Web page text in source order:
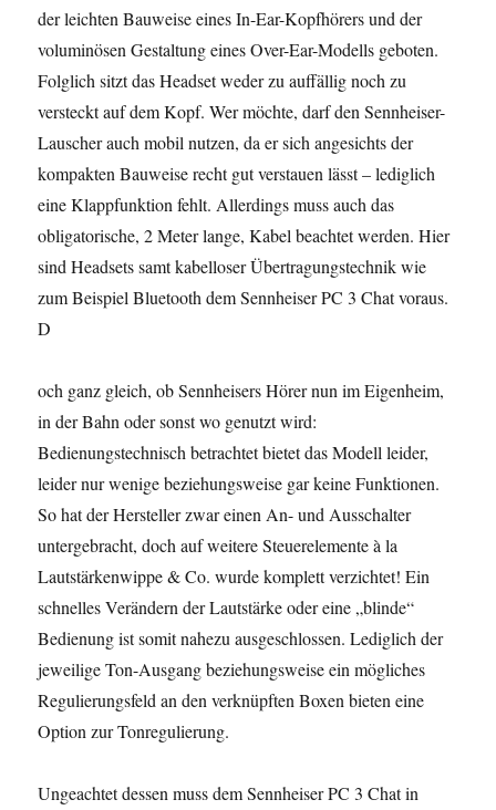
der leichten Bauweise eines In-Ear-Kopfhörers und der
voluminösen Gestaltung eines Over-Ear-Modells geboten.
Folglich sitzt das Headset weder zu auffällig noch zu
versteckt auf dem Kopf. Wer möchte, darf den Sennheiser-
Lauscher auch mobil nutzen, da er sich angesichts der
kompakten Bauweise recht gut verstauen lässt – lediglich
eine Klappfunktion fehlt. Allerdings muss auch das
obligatorische, 2 Meter lange, Kabel beachtet werden. Hier
sind Headsets samt kabelloser Übertragungstechnik wie
zum Beispiel Bluetooth dem Sennheiser PC 3 Chat voraus.
D
och ganz gleich, ob Sennheisers Hörer nun im Eigenheim,
in der Bahn oder sonst wo genutzt wird:
Bedienungstechnisch betrachtet bietet das Modell leider,
leider nur wenige beziehungsweise gar keine Funktionen.
So hat der Hersteller zwar einen An- und Ausschalter
untergebracht, doch auf weitere Steuerelemente à la
Lautstärkenwippe & Co. wurde komplett verzichtet! Ein
schnelles Verändern der Lautstärke oder eine „blinde“
Bedienung ist somit nahezu ausgeschlossen. Lediglich der
jeweilige Ton-Ausgang beziehungsweise ein mögliches
Regulierungsfeld an den verknüpften Boxen bieten eine
Option zur Tonregulierung.
Ungeachtet dessen muss dem Sennheiser PC 3 Chat in